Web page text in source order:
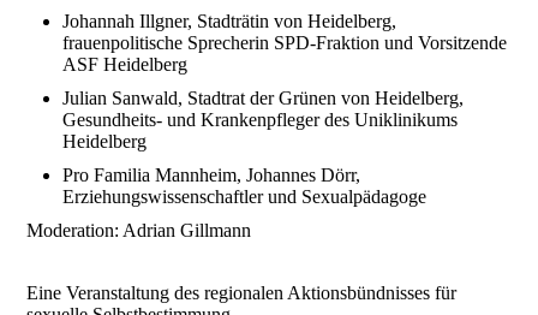
Johannah Illgner, Stadträtin von Heidelberg,
frauenpolitische Sprecherin SPD-Fraktion und Vorsitzende
ASF Heidelberg
Julian Sanwald, Stadtrat der Grünen von Heidelberg,
Gesundheits- und Krankenpfleger des Uniklinikums
Heidelberg
Pro Familia Mannheim, Johannes Dörr,
Erziehungswissenschaftler und Sexualpädagoge
Moderation: Adrian Gillmann
Eine Veranstaltung des regionalen Aktionsbündnisses für